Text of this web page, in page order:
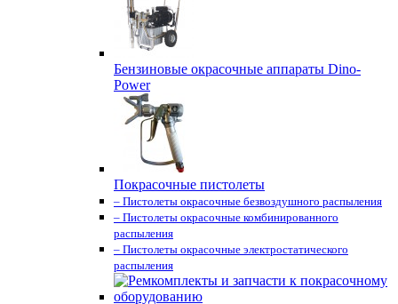
Бензиновые окрасочные аппараты Dino-
Power
Покрасочные пистолеты
– Пистолеты окрасочные безвоздушного распыления
– Пистолеты окрасочные комбинированного
распыления
– Пистолеты окрасочные электростатического
распыления